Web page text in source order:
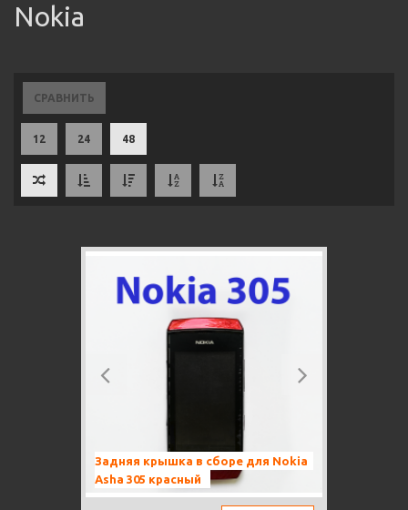
Nokia
СРАВНИТЬ
12 24 48
Previous
Задняя крышка в сборе для Nokia
Asha 305 красный